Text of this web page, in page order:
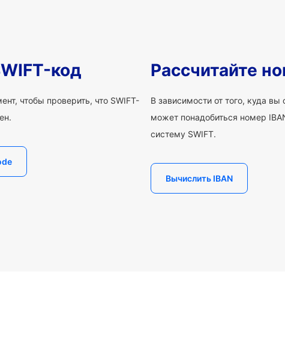
код
чтобы проверить, что SWIFT-
Рассчитайте
В зависимости от того, куда вы
может понадобиться номер
систему SWIFT.
Вычислить IBAN